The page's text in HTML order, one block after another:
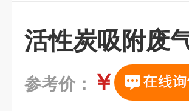
活性炭吸附废
参考价： ￥